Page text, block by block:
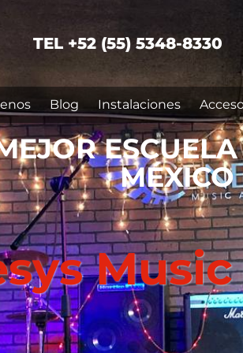
TEL +52 (55) 5348-8330
Blog Instalaciones
MÉXICO